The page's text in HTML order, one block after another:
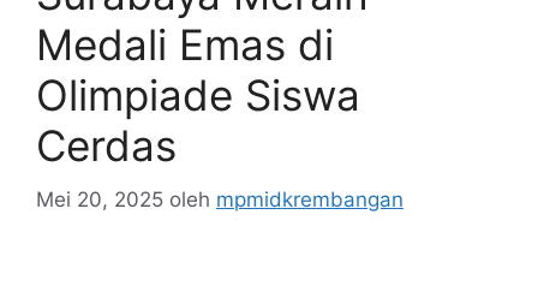
Medali Emas di
Olimpiade Siswa
Cerdas
Mei 20, 2025 oleh mpmidkrembangan